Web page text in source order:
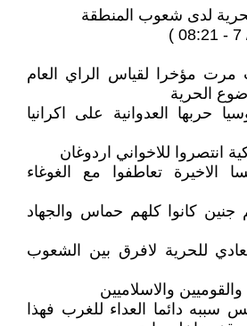
مرت مؤخرا لقياس الراي العام
الحرية
حربها العدوانية على اكرانيا
انتصروا للاخواني اردوغان
الاخيرة تعاطفوا مع الغوغاء
كانوا كلهم حماس والجهاد
للحرية لافرق بين الشعوب
والاسلاميين
سببه دائما العداء للغرب فهذا